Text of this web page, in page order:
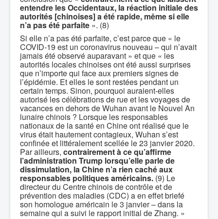
entendre les Occidentaux, la réaction initiale des
autorités [chinoises] a été rapide, même si elle
n’a pas été parfaite ». (8)
Si elle n’a pas été parfaite, c’est parce que « le
COVID-19 est un coronavirus nouveau – qui n’avait
jamais été observé auparavant » et que « les
autorités locales chinoises ont été aussi surprises
que n’importe qui face aux premiers signes de
l’épidémie. Et elles le sont restées pendant un
certain temps. Sinon, pourquoi auraient-elles
autorisé les célébrations de rue et les voyages de
vacances en dehors de Wuhan avant le Nouvel An
lunaire chinois ? Lorsque les responsables
nationaux de la santé en Chine ont réalisé que le
virus était hautement contagieux, Wuhan s’est
confinée et littéralement scellée le 23 janvier 2020.
Par ailleurs, contrairement à ce qu’affirme
l’administration Trump lorsqu’elle parle de
dissimulation, la Chine n’a rien caché aux
responsables politiques américains. (9) Le
directeur du Centre chinois de contrôle et de
prévention des maladies (CDC) a en effet briefé
son homologue américain le 3 janvier – dans la
semaine qui a suivi le rapport initial de Zhang. »